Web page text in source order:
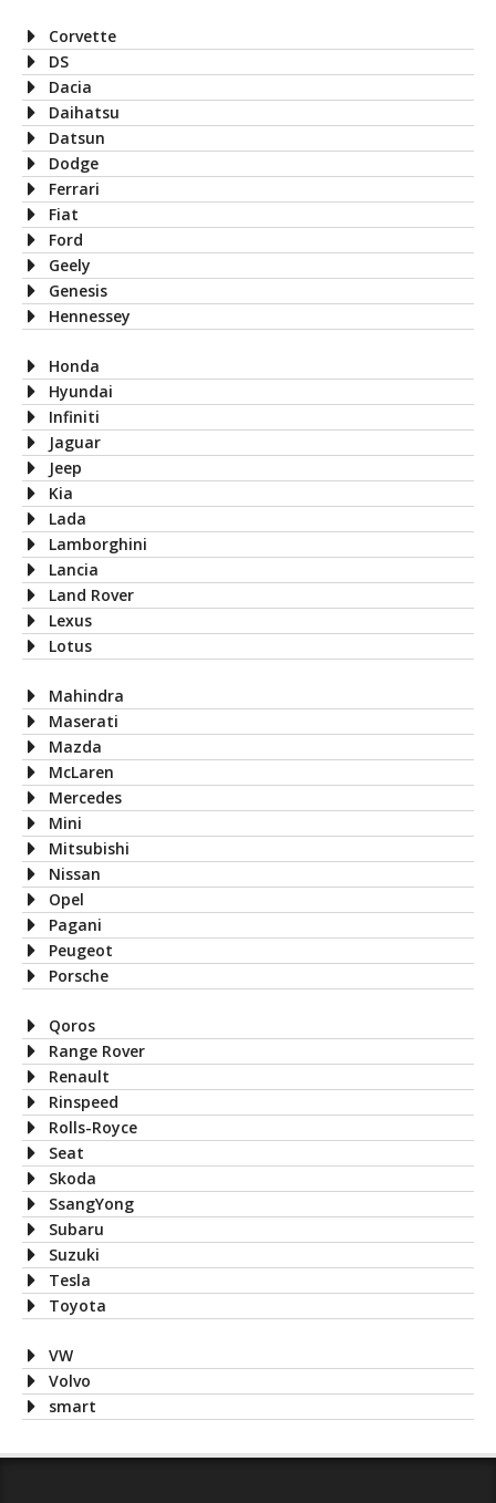
Corvette
DS
Dacia
Daihatsu
Datsun
Dodge
Ferrari
Fiat
Ford
Geely
Genesis
Hennessey
Honda
Hyundai
Infiniti
Jaguar
Jeep
Kia
Lada
Lamborghini
Lancia
Land Rover
Lexus
Lotus
Mahindra
Maserati
Mazda
McLaren
Mercedes
Mini
Mitsubishi
Nissan
Opel
Pagani
Peugeot
Porsche
Qoros
Range Rover
Renault
Rinspeed
Rolls-Royce
Seat
Skoda
SsangYong
Subaru
Suzuki
Tesla
Toyota
VW
Volvo
smart